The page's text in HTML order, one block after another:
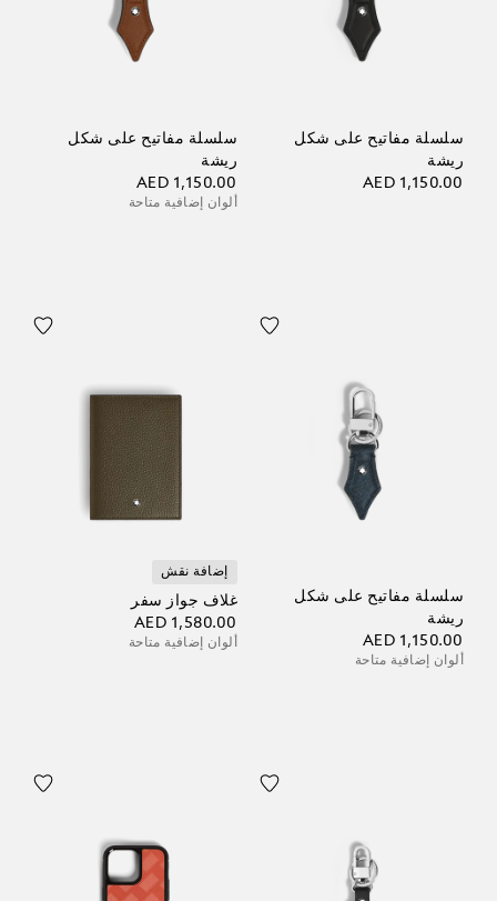
سلسلة مفاتيح على شكل
ريشة
AED 1,150.00
سلسلة مفاتيح على شكل
ريشة
AED 1,150.00
ألوان إضافية متاحة
سلسلة مفاتيح على شكل
ريشة
AED 1,150.00
ألوان إضافية متاحة
إضافة نقش
غلاف جواز سفر
AED 1,580.00
ألوان إضافية متاحة